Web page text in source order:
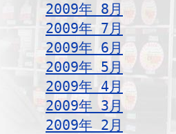
2009年 8月
2009年 7月
2009年 6月
2009年 5月
2009年 4月
2009年 3月
2009年 2月